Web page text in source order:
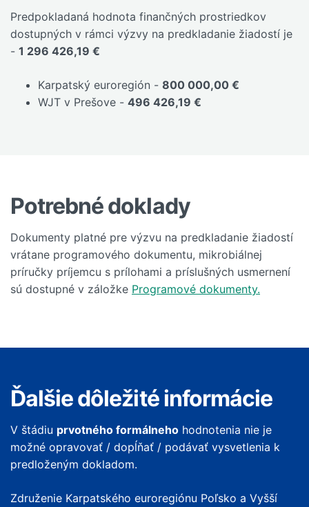
Predpokladaná hodnota finančných prostriedkov
dostupných v rámci výzvy na predkladanie žiadostí je
- 1 296 426,19 €
Karpatský euroregión - 800 000,00 €
WJT v Prešove - 496 426,19 €
Potrebné doklady
Dokumenty platné pre výzvu na predkladanie žiadostí
vrátane programového dokumentu, mikrobiálnej
príručky príjemcu s prílohami a príslušných usmernení
sú dostupné v záložke Programové dokumenty.
Ďalšie dôležité informácie
V štádiu prvotného formálneho hodnotenia nie je
možné opravovať / dopĺňať / podávať vysvetlenia k
predloženým dokladom.
Združenie Karpatského euroregiónu Poľsko a Vyšší